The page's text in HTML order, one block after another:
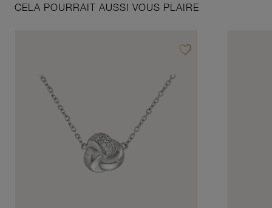
CELA POURRAIT AUSSI VOUS PLAIRE
favorite_borderAjouter à vos favoris